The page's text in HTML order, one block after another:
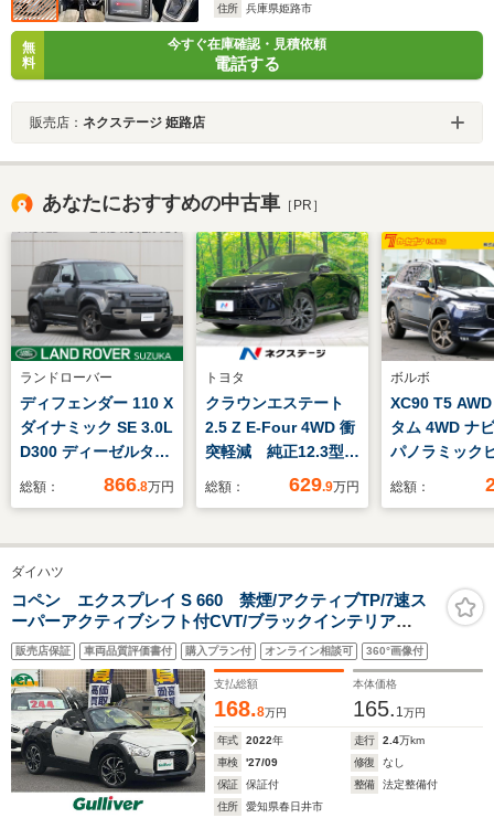
住所
兵庫県姫路市
無
料
今すぐ在庫確認・見積依頼
電話する
販売店： ネクステージ 姫路店
あなたにおすすめの中古車 ［PR］
ランドローバー
ディフェンダー 110 X
ダイナミック SE 3.0L
D300 ディーゼルター
ボ 4WD 認定中古車
トモニター ブラック
フィックスドサイドス
テップ 3Dサラウン
ドカメラ
MERIDIAN スマート
キー キーレスエント
リー
総額： 866.8万円
トヨタ
クラウンエステート
2.5 Z E-Four 4WD 衝
突軽減 純正12.3型デ
ィスプレイオーディオ
ゲート シートベンチ
インナーミラー メモ
リ機能付パワーシー
ト Bluetooth接続
総額： 629.9万円
ボルボ
XC90 T5
タム 4WD
パノラミック
ニター パノ
ター レーダ
インドスポッ
ー パワーバ
ア LEDヘッ
総額：
ダイハツ
コペン エクスプレイ S 660 禁煙/アクティブTP/7速ス
ーパーアクティブシフト付CVT/ブラックインテリア
P/RECAROシート/シートヒーター/ビルシュタイン製ショ
ックアブソーバー/momoステ/社外ナビ/ドラレコ/ETC
販売店保証 車両品質評価書付 購入プラン付 オンライン相談可 360°画像付
支払総額
168.8万円
本体価格
165. 1万円
年式 2022年 走行 2.4万km
車検
'27/09 修復
なし
保証
保証付 整備
法定整備付
住所
愛知県春日井市